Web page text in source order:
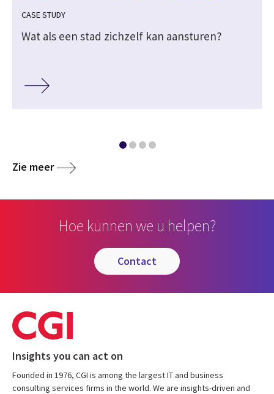
CASE STUDY
Wat als een stad zichzelf kan aansturen?
Zie meer
Hoe kunnen we u helpen?
contact
Insights you can act on
Founded in 1976, CGI is among the largest IT and business
consulting services firms in the world. We are insights-driven and